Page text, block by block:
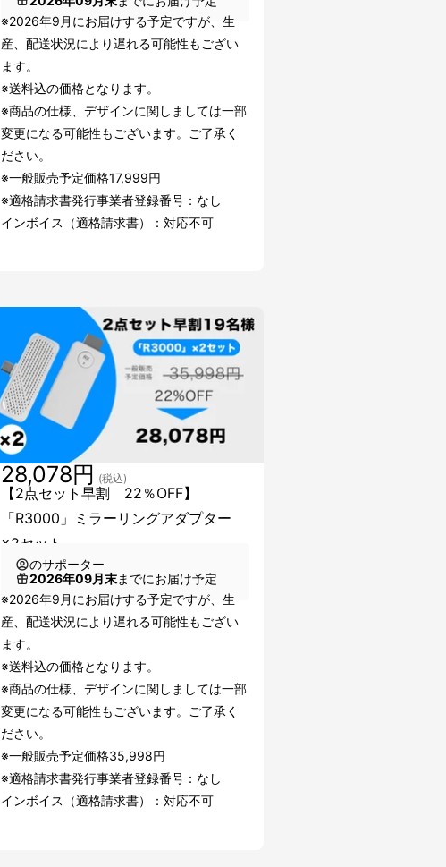
※2026年9月にお届けする予定ですが、生
産、配送状況により遅れる可能性もござい
ます。
※送料込の価格となります。
※商品の仕様、デザインに関しましては一部
変更になる可能性もございます。ご了承く
ださい。
※一般販売予定価格17,999円
※適格請求書発行事業者登録番号：なし
インボイス（適格請求書）：対応不可
【2点セット早割 22％OFF】
「R3000」ミラーリングアダプター
×2セット
28,078円 (税込)
のサポーター
2026年09月末までにお届け予定
※2026年9月にお届けする予定ですが、生
産、配送状況により遅れる可能性もござい
ます。
※送料込の価格となります。
※商品の仕様、デザインに関しましては一部
変更になる可能性もございます。ご了承く
ださい。
※一般販売予定価格35,998円
※適格請求書発行事業者登録番号：なし
インボイス（適格請求書）：対応不可